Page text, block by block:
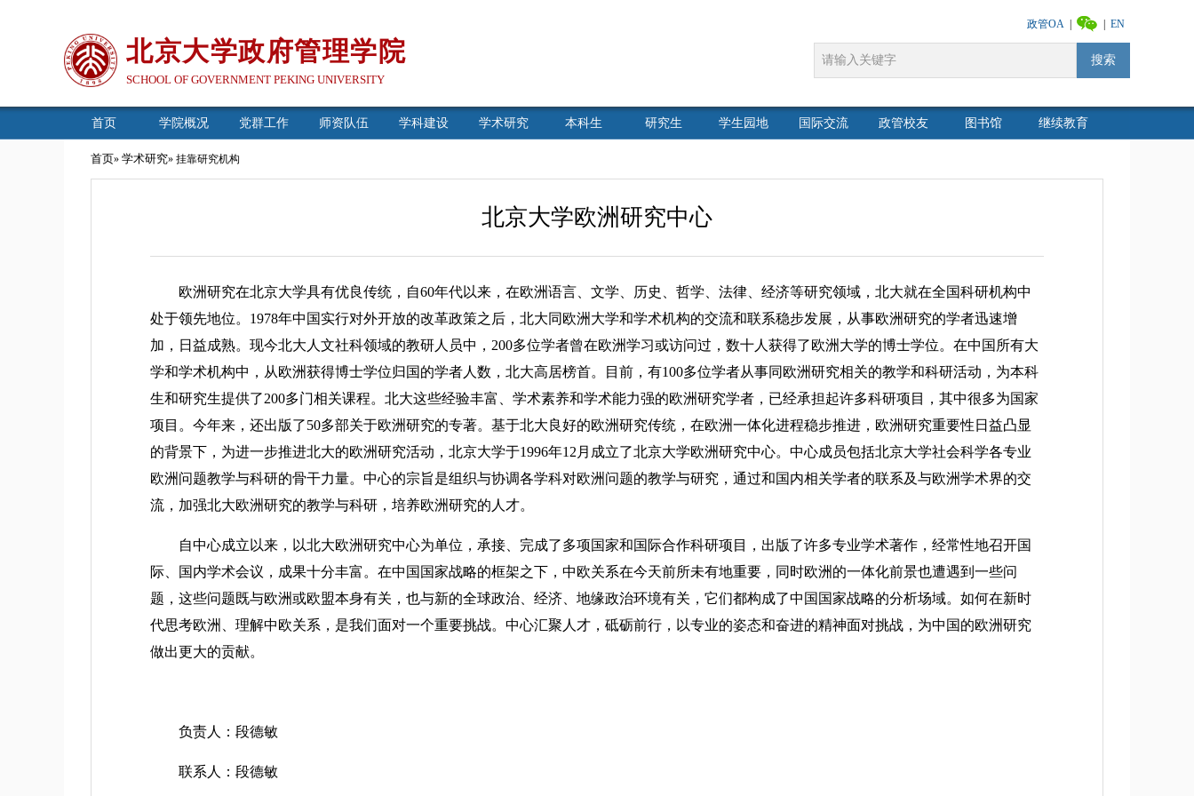
北京大学政府管理学院
SCHOOL OF GOVERNMENT PEKING UNIVERSITY
政管OA EN
搜索
首页 学院概况 党群工作 师资队伍 学科建设 学术研究 本科生 研究生 学生园地 国际交流 政管校友 图书馆 继续教育
首页» 学术研究» 挂靠研究机构
北京大学欧洲研究中心
欧洲研究在北京大学具有优良传统，自60年代以来，在欧洲语言、文学、历史、哲学、法律、经济等研究领域，北大就在全国科研机构中
处于领先地位。1978年中国实行对外开放的改革政策之后，北大同欧洲大学和学术机构的交流和联系稳步发展，从事欧洲研究的学者迅速增
加，日益成熟。现今北大人文社科领域的教研人员中，200多位学者曾在欧洲学习或访问过，数十人获得了欧洲大学的博士学位。在中国所有大
学和学术机构中，从欧洲获得博士学位归国的学者人数，北大高居榜首。目前，有100多位学者从事同欧洲研究相关的教学和科研活动，为本科
生和研究生提供了200多门相关课程。北大这些经验丰富、学术素养和学术能力强的欧洲研究学者，已经承担起许多科研项目，其中很多为国家
项目。今年来，还出版了50多部关于欧洲研究的专著。基于北大良好的欧洲研究传统，在欧洲一体化进程稳步推进，欧洲研究重要性日益凸显
的背景下，为进一步推进北大的欧洲研究活动，北京大学于1996年12月成立了北京大学欧洲研究中心。中心成员包括北京大学社会科学各专业
欧洲问题教学与科研的骨干力量。中心的宗旨是组织与协调各学科对欧洲问题的教学与研究，通过和国内相关学者的联系及与欧洲学术界的交
流，加强北大欧洲研究的教学与科研，培养欧洲研究的人才。
自中心成立以来，以北大欧洲研究中心为单位，承接、完成了多项国家和国际合作科研项目，出版了许多专业学术著作，经常性地召开国
际、国内学术会议，成果十分丰富。在中国国家战略的框架之下，中欧关系在今天前所未有地重要，同时欧洲的一体化前景也遭遇到一些问
题，这些问题既与欧洲或欧盟本身有关，也与新的全球政治、经济、地缘政治环境有关，它们都构成了中国国家战略的分析场域。如何在新时
代思考欧洲、理解中欧关系，是我们面对一个重要挑战。中心汇聚人才，砥砺前行，以专业的姿态和奋进的精神面对挑战，为中国的欧洲研究
做出更大的贡献。
负责人：段德敏
联系人：段德敏